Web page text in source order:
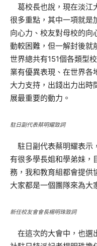
葛校長也說，現在淡江
很多重點，其中一項就是
向心力、校友對母校的向
動較困難，但一解封後就
世界總共有151個各類型
業有優異表現、在世界各
大力支持，出錢出力出時
展最重要的動力。
駐日副代表蔡明耀致詞
駐日副代表蔡明耀表示
有很多學長姐和學弟妹，
務，我和教育組都會提供
大家都是一個團隊來為大
新任校友會會長楊明珠致詞
在這次的大會中，也選